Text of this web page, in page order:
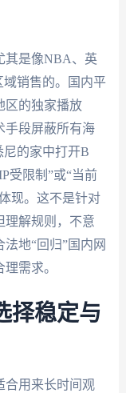
其是像NBA、英
销售的。国内平
区的独家播放
手段屏蔽所有海
的家中打开B
受限制”或“当前
现。这不是针对
理解规则，不意
地“回归”国内网
需求。
择稳定与
合用来长时间观